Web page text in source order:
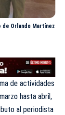
de Orlando Martínez
de actividades
hasta abril,
al periodista